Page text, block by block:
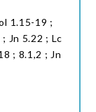
1.15-19 ;
Jn 5.22 ; Lc
; 8.1,2 ; Jn